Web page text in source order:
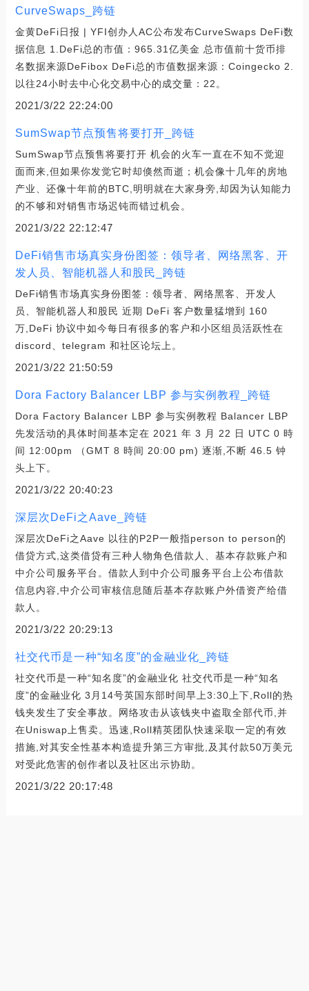
CurveSwaps_跨链
金黄DeFi日报 | YFI创办人AC公布发布CurveSwaps DeFi数
据信息 1.DeFi总的市值：965.31亿美金 总市值前十货币排
名数据来源DeFibox DeFi总的市值数据来源：Coingecko 2.
以往24小时去中心化交易中心的成交量：22。
2021/3/22 22:24:00
SumSwap节点预售将要打开_跨链
SumSwap节点预售将要打开 机会的火车一直在不知不觉迎
面而来,但如果你发觉它时却倏然而逝；机会像十几年的房地
产业、还像十年前的BTC,明明就在大家身旁,却因为认知能力
的不够和对销售市场迟钝而错过机会。
2021/3/22 22:12:47
DeFi销售市场真实身份图签：领导者、网络黑客、开
发人员、智能机器人和股民_跨链
DeFi销售市场真实身份图签：领导者、网络黑客、开发人
员、智能机器人和股民 近期 DeFi 客户数量猛增到 160
万,DeFi 协议中如今每日有很多的客户和小区组员活跃性在
discord、telegram 和社区论坛上。
2021/3/22 21:50:59
Dora Factory Balancer LBP 参与实例教程_跨链
Dora Factory Balancer LBP 参与实例教程 Balancer LBP
先发活动的具体时间基本定在 2021 年 3 月 22 日 UTC 0 時
间 12:00pm （GMT 8 時间 20:00 pm) 逐渐,不断 46.5 钟
头上下。
2021/3/22 20:40:23
深层次DeFi之Aave_跨链
深层次DeFi之Aave 以往的P2P一般指person to person的
借贷方式,这类借贷有三种人物角色借款人、基本存款账户和
中介公司服务平台。借款人到中介公司服务平台上公布借款
信息内容,中介公司审核信息随后基本存款账户外借资产给借
款人。
2021/3/22 20:29:13
社交代币是一种“知名度”的金融业化_跨链
社交代币是一种“知名度”的金融业化 社交代币是一种“知名
度”的金融业化 3月14号英国东部时间早上3:30上下,Roll的热
钱夹发生了安全事故。网络攻击从该钱夹中盗取全部代币,并
在Uniswap上售卖。迅速,Roll精英团队快速采取一定的有效
措施,对其安全性基本构造提升第三方审批,及其付款50万美元
对受此危害的创作者以及社区出示协助。
2021/3/22 20:17:48